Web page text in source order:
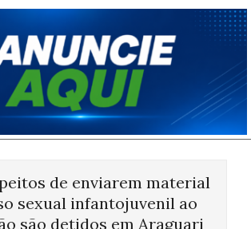
de enviarem material
sexual infantojuvenil ao
são detidos em Araguari